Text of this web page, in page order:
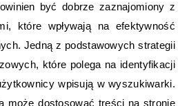
być dobrze zaznajomiony z
które wpływają na efektywność
Jedną z podstawowych strategii
które polega na identyfikacji
wpisują w wyszukiwarki.
może dostosować treści na stronie